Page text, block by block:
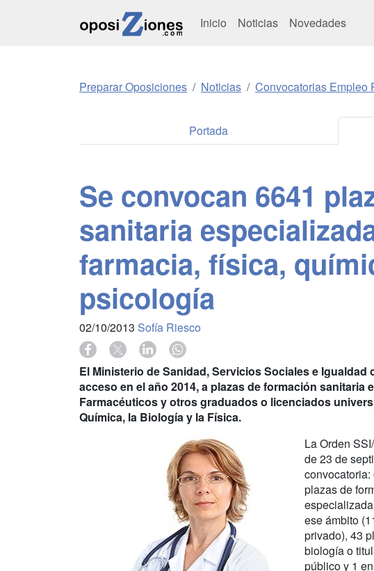
Inicio Noticias Novedades
Preparar Oposiciones Noticias Convocatorias Empleo
Portada
Se convocan 6641
sanitaria
farmacia, física,
psicología
02/10/2013 Sofía Riesco
El Ministerio de Sanidad, Servicios Sociales e
acceso en el año 2014, a plazas de formación sanitaria
Farmacéuticos y otros graduados o licenciados
Química, la Biología y la Física.
La Orden
de 23 de
plazas de
ese ámbito
privado), 43
biología o
público y 1